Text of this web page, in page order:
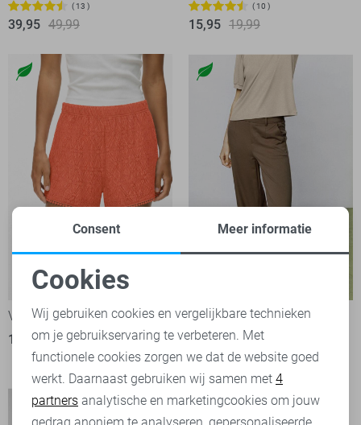
13
39,95 49,99
10
15,95 19,99
Vero Moda Korte broek
12,50 24,99
Object Broek
13
39,95 49,99
Noodzakelijke cookies
Personalisatie cookies
Analytische cookies
Marketing cookies
Consent Meer informatie
Cookies
Wij gebruiken cookies en vergelijkbare technieken
om je gebruikservaring te verbeteren. Met
functionele cookies zorgen we dat de website goed
werkt. Daarnaast gebruiken wij samen met 4
partners analytische en marketingcookies om jouw